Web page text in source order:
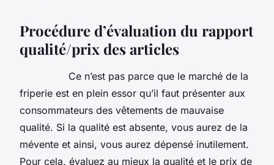
Procédure d’évaluation du rapport
qualité/prix des articles
Ce n’est pas parce que le marché de la
friperie est en plein essor qu’il faut présenter aux
consommateurs des vêtements de mauvaise
qualité. Si la qualité est absente, vous aurez de la
mévente et ainsi, vous aurez dépensé inutilement.
Pour cela, évaluez au mieux la qualité et le prix de